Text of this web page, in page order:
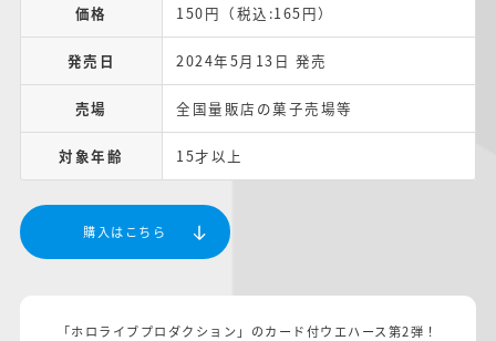
価格 150円（税込:165円）
発売日 2024年5月13日 発売
売場 全国量販店の菓子売場等
対象年齢 15才以上
購入はこちら
「ホロライブプロダクション」のカード付ウエハース第2弾！